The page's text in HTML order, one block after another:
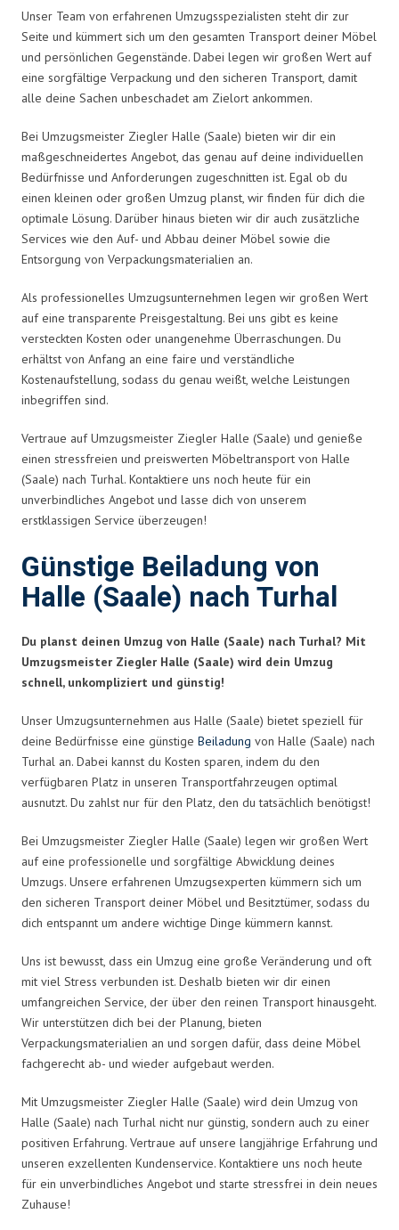
Unser Team von erfahrenen Umzugsspezialisten steht dir zur
Seite und kümmert sich um den gesamten Transport deiner Möbel
und persönlichen Gegenstände. Dabei legen wir großen Wert auf
eine sorgfältige Verpackung und den sicheren Transport, damit
alle deine Sachen unbeschadet am Zielort ankommen.
Bei Umzugsmeister Ziegler Halle (Saale) bieten wir dir ein
maßgeschneidertes Angebot, das genau auf deine individuellen
Bedürfnisse und Anforderungen zugeschnitten ist. Egal ob du
einen kleinen oder großen Umzug planst, wir finden für dich die
optimale Lösung. Darüber hinaus bieten wir dir auch zusätzliche
Services wie den Auf- und Abbau deiner Möbel sowie die
Entsorgung von Verpackungsmaterialien an.
Als professionelles Umzugsunternehmen legen wir großen Wert
auf eine transparente Preisgestaltung. Bei uns gibt es keine
versteckten Kosten oder unangenehme Überraschungen. Du
erhältst von Anfang an eine faire und verständliche
Kostenaufstellung, sodass du genau weißt, welche Leistungen
inbegriffen sind.
Vertraue auf Umzugsmeister Ziegler Halle (Saale) und genieße
einen stressfreien und preiswerten Möbeltransport von Halle
(Saale) nach Turhal. Kontaktiere uns noch heute für ein
unverbindliches Angebot und lasse dich von unserem
erstklassigen Service überzeugen!
Günstige Beiladung von
Halle (Saale) nach Turhal
Du planst deinen Umzug von Halle (Saale) nach Turhal? Mit
Umzugsmeister Ziegler Halle (Saale) wird dein Umzug
schnell, unkompliziert und günstig!
Unser Umzugsunternehmen aus Halle (Saale) bietet speziell für
deine Bedürfnisse eine günstige Beiladung von Halle (Saale) nach
Turhal an. Dabei kannst du Kosten sparen, indem du den
verfügbaren Platz in unseren Transportfahrzeugen optimal
ausnutzt. Du zahlst nur für den Platz, den du tatsächlich benötigst!
Bei Umzugsmeister Ziegler Halle (Saale) legen wir großen Wert
auf eine professionelle und sorgfältige Abwicklung deines
Umzugs. Unsere erfahrenen Umzugsexperten kümmern sich um
den sicheren Transport deiner Möbel und Besitztümer, sodass du
dich entspannt um andere wichtige Dinge kümmern kannst.
Uns ist bewusst, dass ein Umzug eine große Veränderung und oft
mit viel Stress verbunden ist. Deshalb bieten wir dir einen
umfangreichen Service, der über den reinen Transport hinausgeht.
Wir unterstützen dich bei der Planung, bieten
Verpackungsmaterialien an und sorgen dafür, dass deine Möbel
fachgerecht ab- und wieder aufgebaut werden.
Mit Umzugsmeister Ziegler Halle (Saale) wird dein Umzug von
Halle (Saale) nach Turhal nicht nur günstig, sondern auch zu einer
positiven Erfahrung. Vertraue auf unsere langjährige Erfahrung und
unseren exzellenten Kundenservice. Kontaktiere uns noch heute
für ein unverbindliches Angebot und starte stressfrei in dein neues
Zuhause!